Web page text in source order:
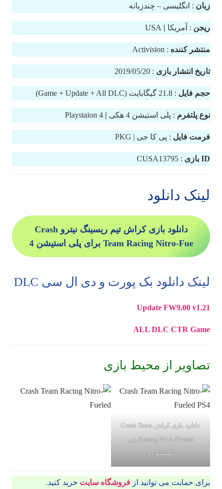
زبان : انگلیسی – چندزبانه
ریجن : آمریکا |
منتشر کننده : Activision
تاریخ انتشار بازی : 2019/05/20
حجم فایل : 21.8 گیگابایت (Game + Update + All DLC)
نوع پلتفرم : پلی استیشن 4 هکی |
فرمت فایل : پی کا جی | PKG
ID بازی : CUSA13795
لینک دانلود
دانلود بازی کراش تیم ریسینگ نیترو Crash
Team Racing Nitro-Fue برای پلی استیشن 4
لینک دانلود بک پورت و دی ال سی DLC
Update FW9.00 v1.21
ALL DLC CTR Game
تصاویر از محیط بازی
دانلود بازی کراش Crash Team
Racing Nitro-Fueled پلی
استیشن 4
برای حمایت می توانید از فروشگاه سایت خرید کنید.